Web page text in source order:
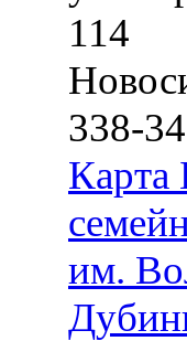
114
338-
Карта
им.